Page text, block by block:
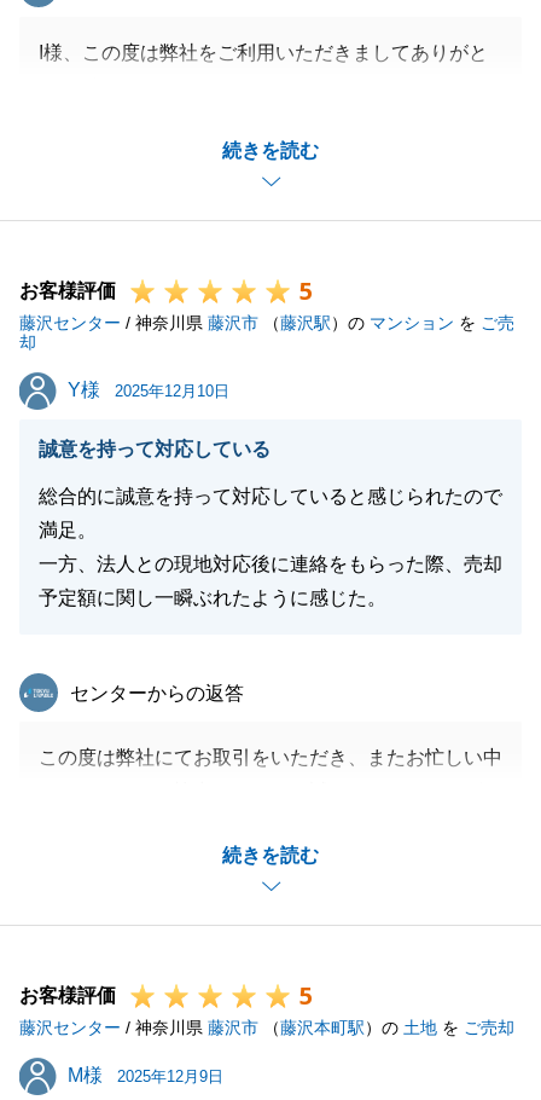
続きを読む
I様、この度は弊社をご利用いただきましてありがと
本当にありがとうございました。
不動産に関することで、ご不明な点がございましたら
今後とも、よろしくお願いいたします。
お客様評価 5
藤沢センター / 神奈川県 藤沢市 （藤沢駅）の マンション を ご売
却
Y様
Y様 2025年12月10日
誠意を持って対応している
総合的に誠意を持って対応していると感じられたので
満足。
一方、法人との現地対応後に連絡をもらった際、売却
予定額に関し一瞬ぶれたように感じた。
続きを読む
東急リバブル
センターからの返答
この度は弊社にてお取引をいただき、またお忙しい中
Y様の大切な不動産のご売却を微力ながらお手伝いで
き、またお役に立てたこと大変光栄でございます。
お困りのことがございましたら、お気軽にご連絡いた
今後とも宜しくお願いいたします。
お客様評価 5
藤沢センター / 神奈川県 藤沢市 （藤沢本町駅）の 土地 を ご売却
M様
M様 2025年12月9日